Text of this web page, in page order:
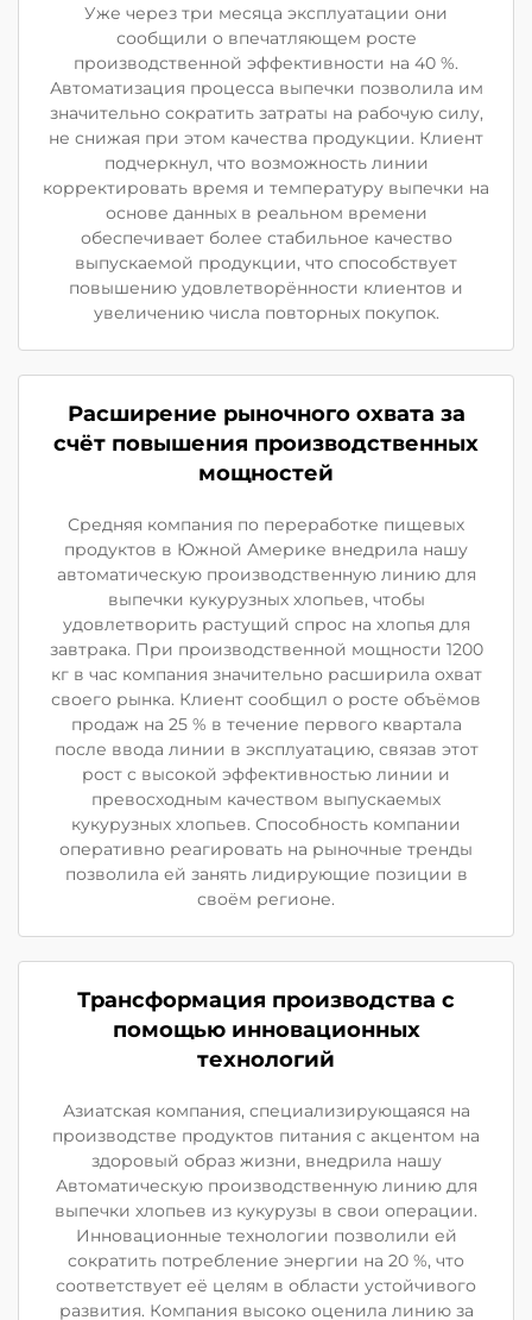
Уже через три месяца эксплуатации они
сообщили о впечатляющем росте
производственной эффективности на 40 %.
Автоматизация процесса выпечки позволила им
значительно сократить затраты на рабочую силу,
не снижая при этом качества продукции. Клиент
подчеркнул, что возможность линии
корректировать время и температуру выпечки на
основе данных в реальном времени
обеспечивает более стабильное качество
выпускаемой продукции, что способствует
повышению удовлетворённости клиентов и
увеличению числа повторных покупок.
Расширение рыночного охвата за
счёт повышения производственных
мощностей
Средняя компания по переработке пищевых
продуктов в Южной Америке внедрила нашу
автоматическую производственную линию для
выпечки кукурузных хлопьев, чтобы
удовлетворить растущий спрос на хлопья для
завтрака. При производственной мощности 1200
кг в час компания значительно расширила охват
своего рынка. Клиент сообщил о росте объёмов
продаж на 25 % в течение первого квартала
после ввода линии в эксплуатацию, связав этот
рост с высокой эффективностью линии и
превосходным качеством выпускаемых
кукурузных хлопьев. Способность компании
оперативно реагировать на рыночные тренды
позволила ей занять лидирующие позиции в
своём регионе.
Трансформация производства с
помощью инновационных
технологий
Азиатская компания, специализирующаяся на
производстве продуктов питания с акцентом на
здоровый образ жизни, внедрила нашу
Автоматическую производственную линию для
выпечки хлопьев из кукурузы в свои операции.
Инновационные технологии позволили ей
сократить потребление энергии на 20 %, что
соответствует её целям в области устойчивого
развития. Компания высоко оценила линию за